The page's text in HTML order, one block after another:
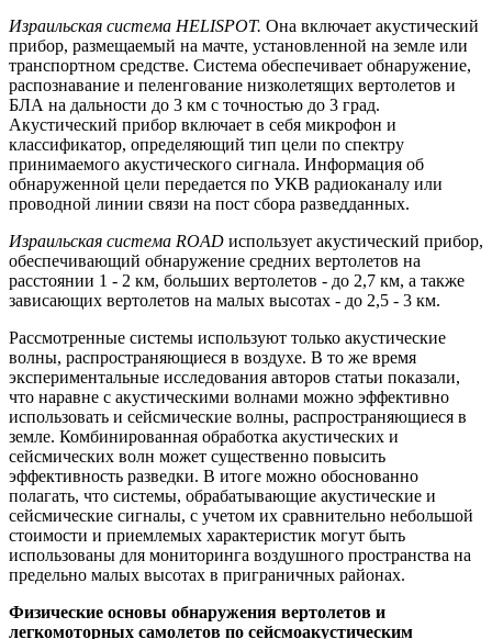
Израильская система HELISPOT. Она включает акустический
прибор, размещаемый на мачте, установленной на земле или
транспортном средстве. Система обеспечивает обнаружение,
распознавание и пеленгование низколетящих вертолетов и
БЛА на дальности до 3 км с точностью до 3 град.
Акустический прибор включает в себя микрофон и
классификатор, определяющий тип цели по спектру
принимаемого акустического сигнала. Информация об
обнаруженной цели передается по УКВ радиоканалу или
проводной линии связи на пост сбора разведданных.
Израильская система ROAD использует акустический прибор,
обеспечивающий обнаружение средних вертолетов на
расстоянии 1 - 2 км, больших вертолетов - до 2,7 км, а также
зависающих вертолетов на малых высотах - до 2,5 - 3 км.
Рассмотренные системы используют только акустические
волны, распространяющиеся в воздухе. В то же время
экспериментальные исследования авторов статьи показали,
что наравне с акустическими волнами можно эффективно
использовать и сейсмические волны, распространяющиеся в
земле. Комбинированная обработка акустических и
сейсмических волн может существенно повысить
эффективность разведки. В итоге можно обоснованно
полагать, что системы, обрабатывающие акустические и
сейсмические сигналы, с учетом их сравнительно небольшой
стоимости и приемлемых характеристик могут быть
использованы для мониторинга воздушного пространства на
предельно малых высотах в приграничных районах.
Физические основы обнаружения вертолетов и
легкомоторных самолетов по сейсмоакустическим